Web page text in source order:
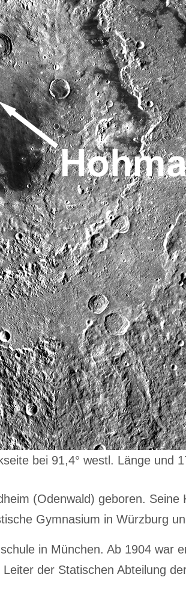
bei 91,4° westl. Länge und
(Odenwald) geboren.
Gymnasium in Würzburg
in München. Ab 1904 war
der Statischen Abteilung